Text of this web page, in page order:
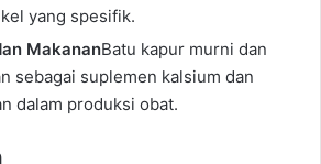
yang spesifik.
MakananBatu kapur murni dan
sebagai suplemen kalsium dan
dalam produksi obat.